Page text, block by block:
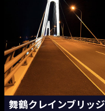
舞鶴クレインブリッジ